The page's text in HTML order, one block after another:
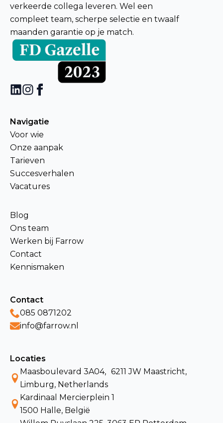
verkeerde collega leveren. Wel een
compleet team, scherpe selectie en twaalf
maanden garantie op je match.
Navigatie
Voor wie
Onze aanpak
Tarieven
Succesverhalen
Vacatures
Blog
Ons team
Werken bij Farrow
Contact
Kennismaken
Contact
085 0871202
info@farrow.nl
Locaties
Maasboulevard 3A04, 6211 JW Maastricht,
Limburg, Netherlands
Kardinaal Mercierplein 1
1500 Halle, België